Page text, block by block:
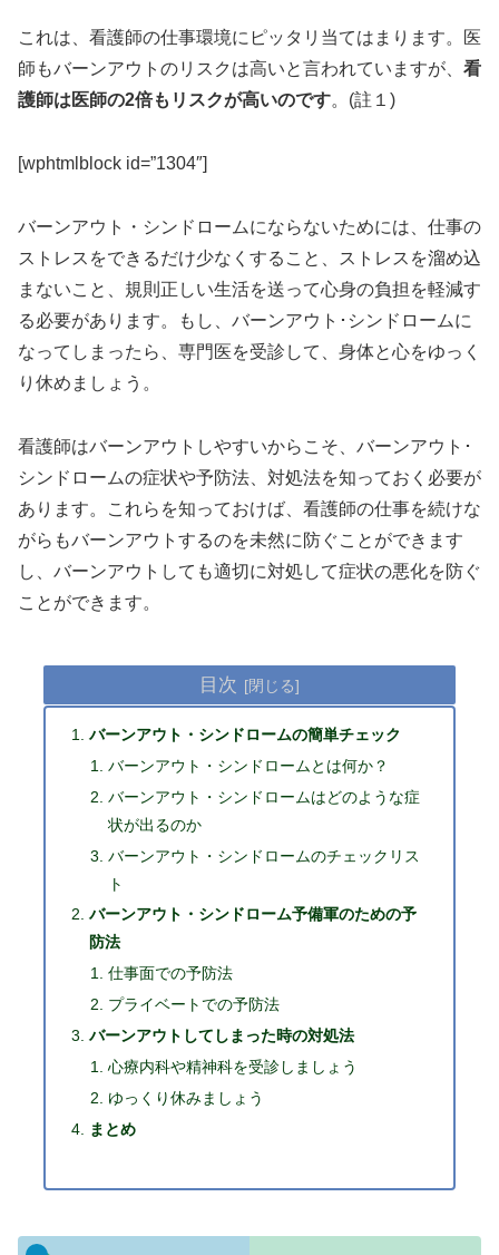
これは、看護師の仕事環境にピッタリ当てはまります。医
師もバーンアウトのリスクは高いと言われていますが、 看
護師は医師の2倍もリスクが高いのです。(註１)
[wphtmlblock id=”1304″]
バーンアウト・シンドロームにならないためには、仕事の
ストレスをできるだけ少なくすること、ストレスを溜め込
まないこと、規則正しい生活を送って心身の負担を軽減す
る必要があります。もし、バーンアウト･シンドロームに
なってしまったら、専門医を受診して、身体と心をゆっく
り休めましょう。
看護師はバーンアウトしやすいからこそ、バーンアウト･
シンドロームの症状や予防法、対処法を知っておく必要が
あります。これらを知っておけば、看護師の仕事を続けな
がらもバーンアウトするのを未然に防ぐことができます
し、バーンアウトしても適切に対処して症状の悪化を防ぐ
ことができます。
目次
バーンアウト・シンドロームの簡単チェック
バーンアウト・シンドロームとは何か？
バーンアウト・シンドロームはどのような症
状が出るのか
バーンアウト・シンドロームのチェックリス
ト
バーンアウト・シンドローム予備軍のための予
防法
仕事面での予防法
プライベートでの予防法
バーンアウトしてしまった時の対処法
心療内科や精神科を受診しましょう
ゆっくり休みましょう
まとめ